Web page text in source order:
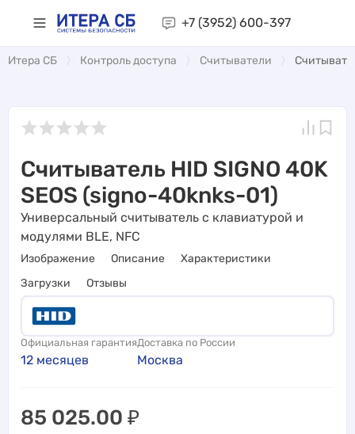
+7 (3952) 600-397
Итера СБ Контроль доступа Считыватели
Считыватель HID SIGNO 40K
SEOS (signo-40knks-01)
Универсальный считыватель с клавиатурой и
модулями BLE, NFC
Изображение Описание
Характеристики
Загрузки
Отзывы
Официальная гарантия
12 месяцев
Доставка по России
Москва
85 025.00 ₽